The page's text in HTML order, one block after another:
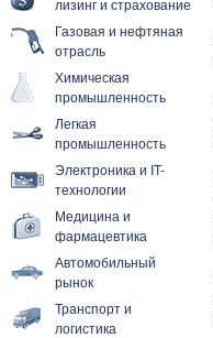
лизинг и страхование
Газовая и нефтяная
отрасль
Химическая
промышленность
Легкая
промышленность
Электроника и IT-
технологии
Медицина и
фармацевтика
Автомобильный
рынок
Транспорт и
логистика